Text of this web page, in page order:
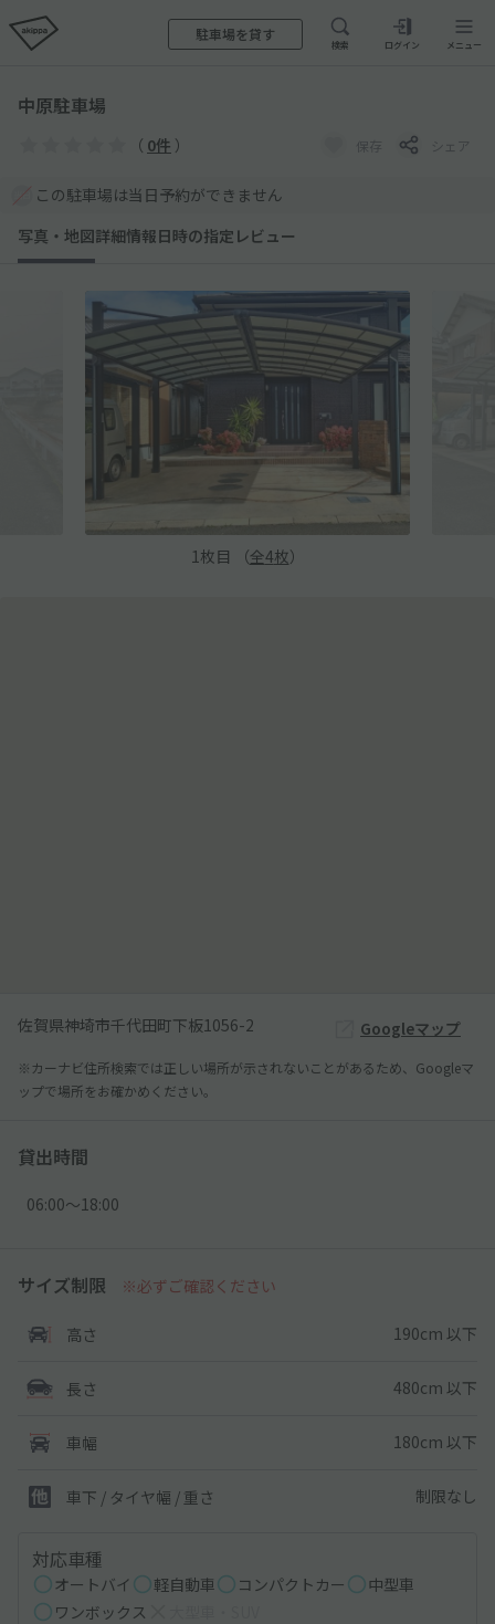
駐車場を貸す
検索 ログイン メニュー
中原駐車場
（ 0件 ） 保存 シェア
この駐車場は当日予約ができません
写真・地図詳細情報日時の指定 レビュー
1 枚目 （全4枚）
佐賀県神埼市千代田町下板1056-2 Googleマップ
※カーナビ住所検索では正しい場所が示されないことがあるため、Googleマ
ップで場所をお確かめください。
貸出時間
06:00〜18:00
サイズ制限 ※必ずご確認ください
高さ 190cm 以下
長さ 480cm 以下
車幅 180cm 以下
車下 / タイヤ幅 / 重さ 制限なし
対応車種
オートバイ 軽自動車 コンパクトカー
中型車
ワンボックス